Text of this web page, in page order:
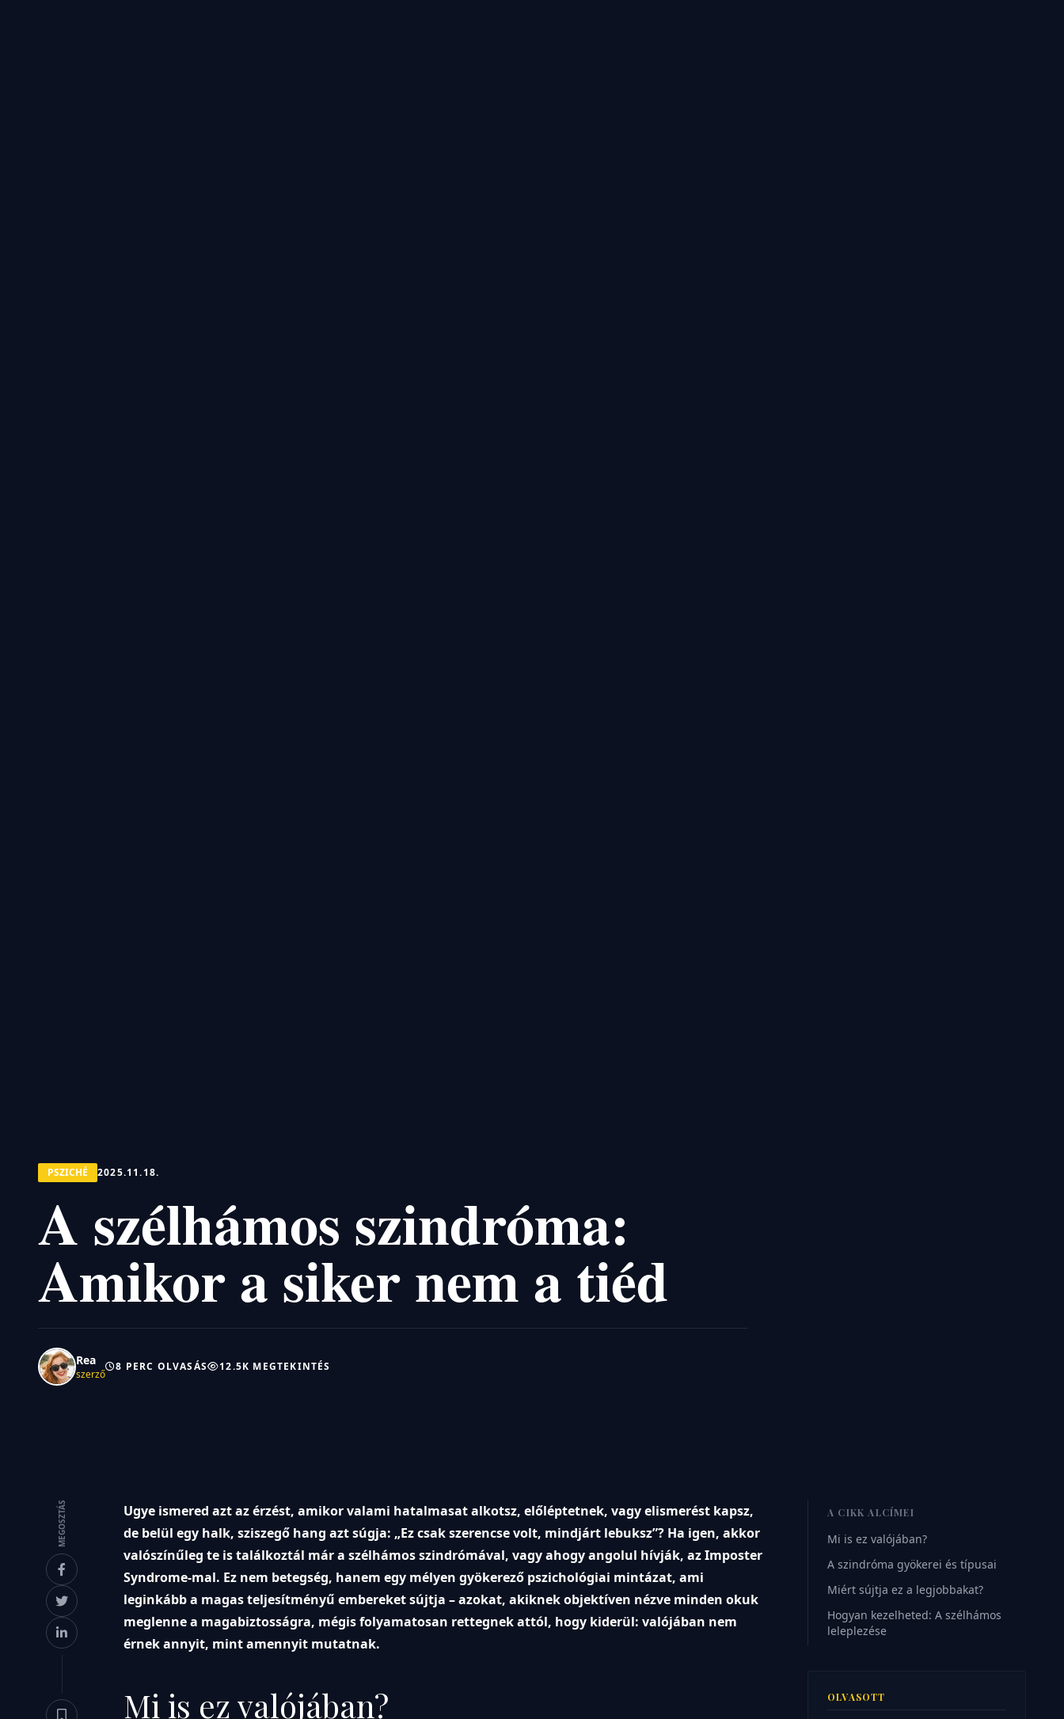
PSZICHÉ 2025.11.18.
A szélhámos szindróma:
Amikor a siker nem a tiéd
Rea
szerző
8 PERC OLVASÁS 12.5K MEGTEKINTÉS
MEGOSZTÁS
Ugye ismered azt az érzést, amikor valami hatalmasat alkotsz, előléptetnek, vagy elismerést kapsz,
de belül egy halk, sziszegő hang azt súgja: „Ez csak szerencse volt, mindjárt lebuksz”? Ha igen, akkor
valószínűleg te is találkoztál már a szélhámos szindrómával, vagy ahogy angolul hívják, az Imposter
Syndrome-mal. Ez nem betegség, hanem egy mélyen gyökerező pszichológiai mintázat, ami
leginkább a magas teljesítményű embereket sújtja – azokat, akiknek objektíven nézve minden okuk
meglenne a magabiztosságra, mégis folyamatosan rettegnek attól, hogy kiderül: valójában nem
érnek annyit, mint amennyit mutatnak.
Mi is ez valójában?
A CIKK ALCÍMEI
Mi is ez valójában?
A szindróma gyökerei és típusai
Miért sújtja ez a legjobbakat?
Hogyan kezelheted: A szélhámos
leleplezése
OLVASOTT